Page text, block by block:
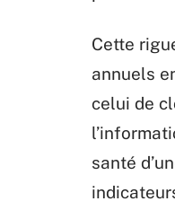
Cette
annuels
celui de
santé